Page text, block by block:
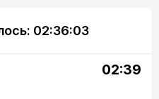
02:36:03
02:39